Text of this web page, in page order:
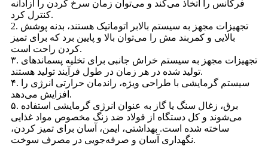
فرکانس را اتخاذ می‌کند و می‌توان زمان سرخ کردن را آزادانه
کنترل کرد.
2. تجهیزات مجهز به سیستم بالابر اتوماتیک هستند، بدنه پوشش
بالایی و کمربند مش را می‌توان بالا و پایین برد که برای تمیز
کردن راحت است.
۳. تجهیزات مجهز به سیستم خراش جانبی برای تخلیه پسماندهای
تولید شده در هر زمان در طول فرآیند تولید هستند.
۴. سیستم گرمایشی با طراحی ویژه، راندمان حرارتی انرژی را
افزایش می‌دهد.
۵. برق، زغال سنگ یا گاز به عنوان انرژی گرمایشی استفاده
می‌شوند و کل دستگاه از فولاد ضد زنگ مخصوص مواد غذایی
ساخته شده است. بهداشتی، ایمن، آسان برای تمیز کردن،
نگهداری آسان و صرفه‌جویی در مصرف سوخت.